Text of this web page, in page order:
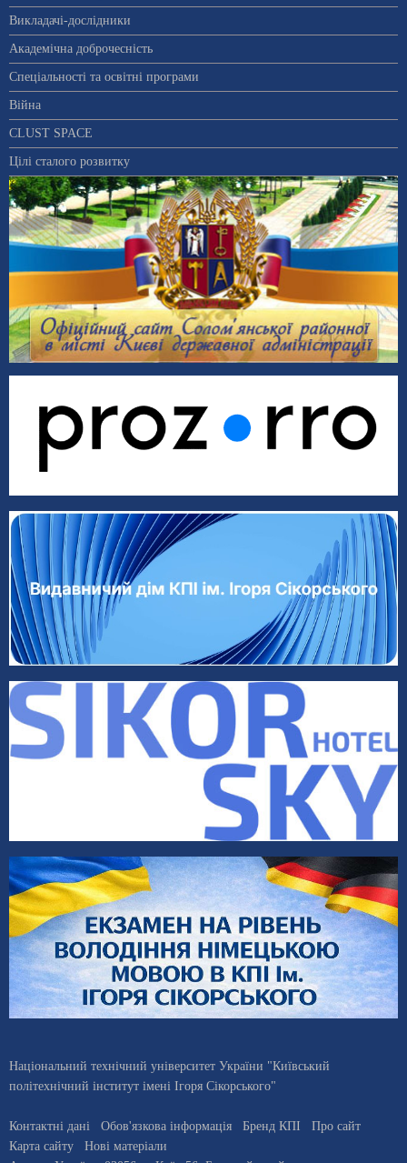
Викладачі-дослідники
Академічна доброчесність
Спеціальності та освітні програми
Війна
CLUST SPACE
Цілі сталого розвитку
Національний технічний університет України "Київський
політехнічний інститут імені Ігоря Сікорського"
Контактні дані Обов'язкова інформація Бренд КПІ
Про сайт
Карта сайту
Нові матеріали